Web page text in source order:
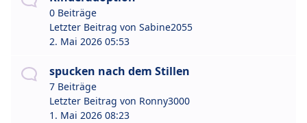
0 Beiträge
Letzter Beitrag von Sabine2055
2. Mai 2026 05:53
spucken nach dem Stillen
7 Beiträge
Letzter Beitrag von Ronny3000
1. Mai 2026 08:23